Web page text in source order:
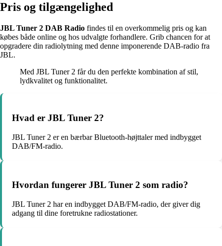
Pris og tilgængelighed
JBL Tuner 2 DAB Radio findes til en overkommelig pris og kan
købes både online og hos udvalgte forhandlere. Grib chancen for at
opgradere din radiolytning med denne imponerende DAB-radio fra
JBL.
Med JBL Tuner 2 får du den perfekte kombination af stil,
lydkvalitet og funktionalitet.
Hvad er JBL Tuner 2?
JBL Tuner 2 er en bærbar Bluetooth-højttaler med indbygget
DAB/FM-radio.
Hvordan fungerer JBL Tuner 2 som radio?
JBL Tuner 2 har en indbygget DAB/FM-radio, der giver dig
adgang til dine foretrukne radiostationer.